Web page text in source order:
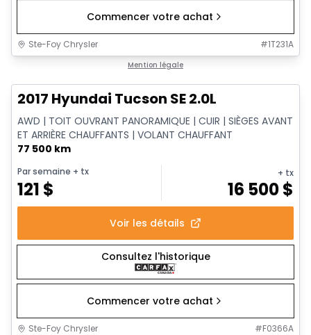
Commencer votre achat
Ste-Foy Chrysler #1T231A
Mention légale
2017 Hyundai Tucson SE 2.0L
AWD | TOIT OUVRANT PANORAMIQUE | CUIR | SIÈGES AVANT
ET ARRIÈRE CHAUFFANTS | VOLANT CHAUFFANT
77 500 km
Par semaine + tx
121 $
+ tx
16 500$
Voir les détails
Consultez l'historique
Commencer votre achat
Ste-Foy Chrysler #F0366A